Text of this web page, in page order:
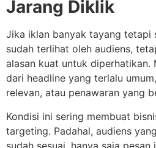
Jarang Diklik
Jika iklan banyak tayang
sudah terlihat oleh audiens,
alasan kuat untuk diperhatikan.
dari headline yang terlalu
relevan, atau penawaran yang
Kondisi ini sering membuat
targeting. Padahal, audiens
sudah sesuai, hanya saja